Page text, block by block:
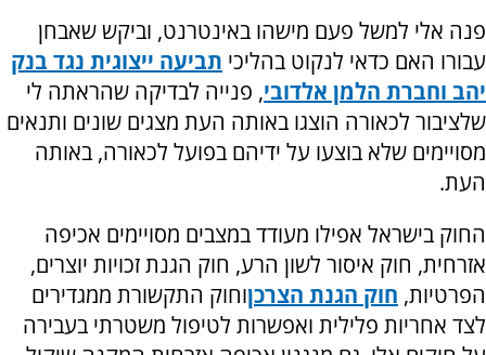
פנה אלי למשל פעם מישהו באינטרנט, וביקש שאבחן
עבורו האם כדאי לנקוט בהליכי תביעה ייצוגית נגד בנק
יהב וחברת הלמן אלדובי, פנייה לבדיקה שהראתה לי
שלציבור לכאורה הוצגו באותה העת מצגים שונים ותנאים
מסויימים שלא בוצעו על ידיהם בפועל לכאורה, באותה
העת.
החוק בישראל אפילו מעודד במצבים מסויימים אכיפה
אזרחית, חוק איסור לשון הרע, חוק הגנת זכויות יוצרים,
הפרטיות, חוק הגנת הצרכןוחוק התקשורת ממגדירים
לצד אחריות פלילית ואפשרות לטיפול משטרתי בעבירה